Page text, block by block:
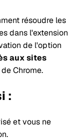
résoudre les
dans l'extension
de l'option
aux sites
Chrome.
:
et vous ne